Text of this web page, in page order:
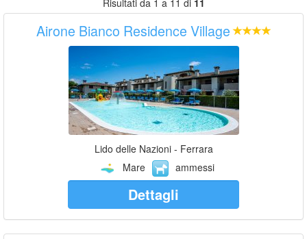
Risultati da 1 a 11 di 11
Airone Bianco Residence Village
Lido delle Nazioni - Ferrara
Mare
ammessi
Dettagli